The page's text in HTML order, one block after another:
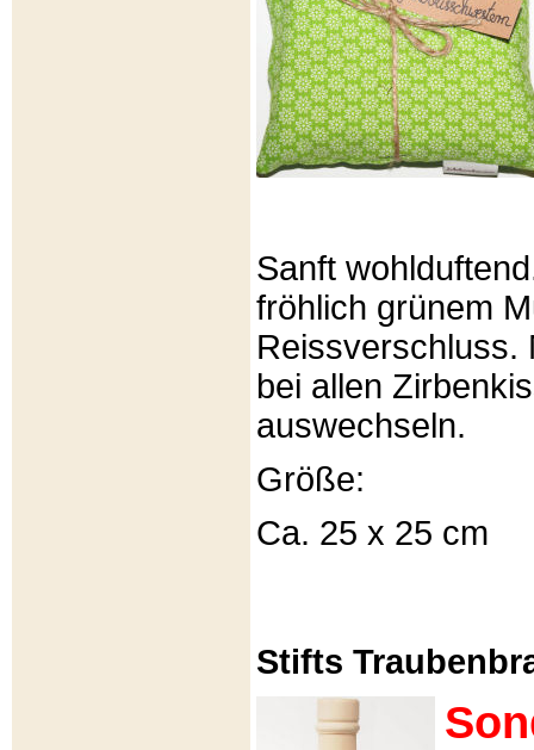
Sanft
fröhlich grünem
Reissverschluss.
bei allen
auswechseln.
Größe:
Ca. 25 x 25 cm
Stifts